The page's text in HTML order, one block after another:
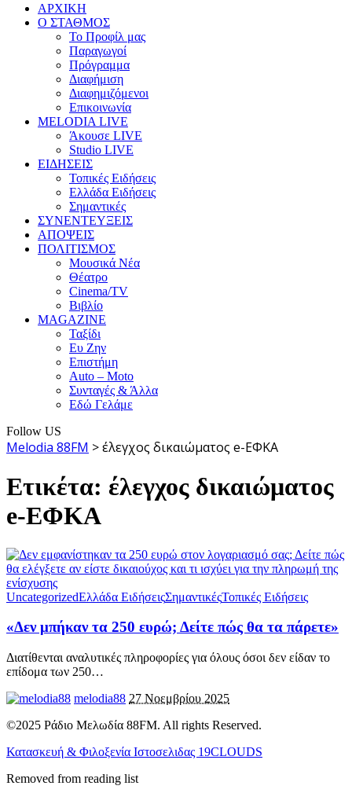
ΑΡΧΙΚΗ
Ο ΣΤΑΘΜΟΣ
Το Προφίλ μας
Παραγωγοί
Πρόγραμμα
Διαφήμιση
Διαφημιζόμενοι
Επικοινωνία
MELODIA LIVE
Άκουσε LIVE
Studio LIVE
ΕΙΔΗΣΕΙΣ
Τοπικές Ειδήσεις
Ελλάδα Ειδήσεις
Σημαντικές
ΣΥΝΕΝΤΕΥΞΕΙΣ
ΑΠΟΨΕΙΣ
ΠΟΛΙΤΙΣΜΟΣ
Μουσικά Νέα
Θέατρο
Cinema/TV
Βιβλίο
MAGAZINE
Ταξίδι
Ευ Ζην
Επιστήμη
Auto – Moto
Συνταγές & Άλλα
Εδώ Γελάμε
Follow US
Melodia 88FM >έλεγχος δικαιώματος e-ΕΦΚΑ
Ετικέτα: έλεγχος δικαιώματος
e-ΕΦΚΑ
UncategorizedΕλλάδα ΕιδήσειςΣημαντικέςΤοπικές Ειδήσεις
«Δεν μπήκαν τα 250 ευρώ; Δείτε πώς θα τα πάρετε»
Διατίθενται αναλυτικές πληροφορίες για όλους όσοι δεν είδαν το
επίδομα των 250…
melodia88 27 Νοεμβρίου 2025
©2025 Ράδιο Μελωδία 88FM. All rights Reserved.
Κατασκευή & Φιλοξενία Ιστοσελιδας 19CLOUDS
Removed from reading list